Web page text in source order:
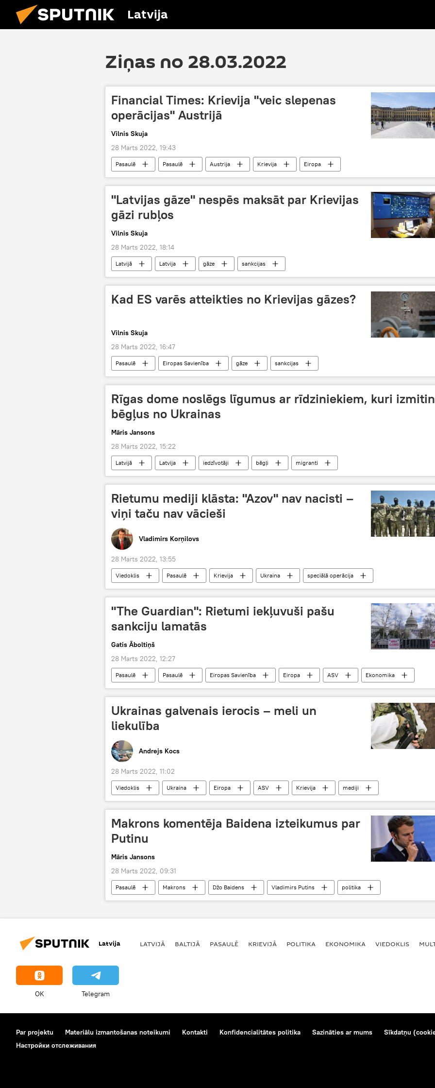
Latvija
Ziņas no 28.03.2022
Financial Times: Krievija "veic slepenas
operācijas" Austrijā
Vilnis Skuja
28 Marts 2022, 19:43
Pasaulē Pasaulē Austrija Krievija Eiropa
"Latvijas gāze" nespēs maksāt par Krievijas
gāzi rubļos
Vilnis Skuja
28 Marts 2022, 18:14
Latvijā Latvija gāze sankcijas
Kad ES varēs atteikties no Krievijas gāzes?
Vilnis Skuja
28 Marts 2022, 16:47
Pasaulē Eiropas Savienība gāze sankcijas
Rīgas dome noslēgs līgumus ar rīdziniekiem, kuri
bēgļus no Ukrainas
Māris Jansons
28 Marts 2022, 15:22
Latvijā Latvija iedzīvotāji bēgļi migranti
Rietumu mediji klāsta: "Azov" nav nacisti –
viņi taču nav vācieši
Vladimirs Korņilovs
28 Marts 2022, 13:55
Viedoklis Pasaulē Krievija Ukraina
speciālā operācija
neonacisms
denacifikācija
"The Guardian": Rietumi iekļuvuši pašu
sankciju lamatās
Gatis Āboltiņš
28 Marts 2022, 12:27
Pasaulē Pasaulē Eiropas Savienība Eiropa ASV
Ekonomika
sankcijas
Krievija
Ukrainas galvenais ierocis – meli un
liekulība
Andrejs Kocs
28 Marts 2022, 11:02
Viedoklis Ukraina Eiropa ASV Krievija
mediji
sociālie tīkli
viltus ziņas konflikts propaganda
Makrons komentēja Baidena izteikumus par
Putinu
Māris Jansons
28 Marts 2022, 09:31
Pasaulē Makrons Džo Baidens Vladimirs Putins
politika
ģeopolitika
speciālā operācija
Latvija LATVIJĀ BALTIJĀ PASAULĒ KRIEVIJĀ POLITIKA EKONOMIKA VIEDOKLIS
OK Telegram
Par projektu Materiālu izmantošanas noteikumi Kontakti Konfidencialitātes politika Sazināties ar mums
Sīkdatņu
Настройки отслеживания